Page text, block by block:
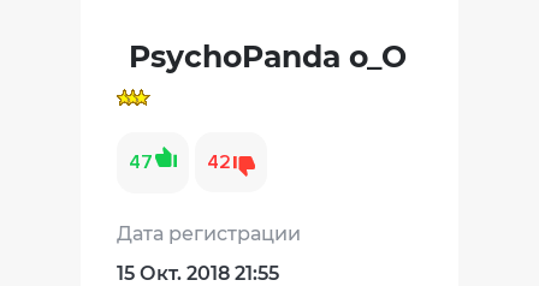
PsychoPanda o_O
47 42
Дата регистрации
15 Окт. 2018 21:55